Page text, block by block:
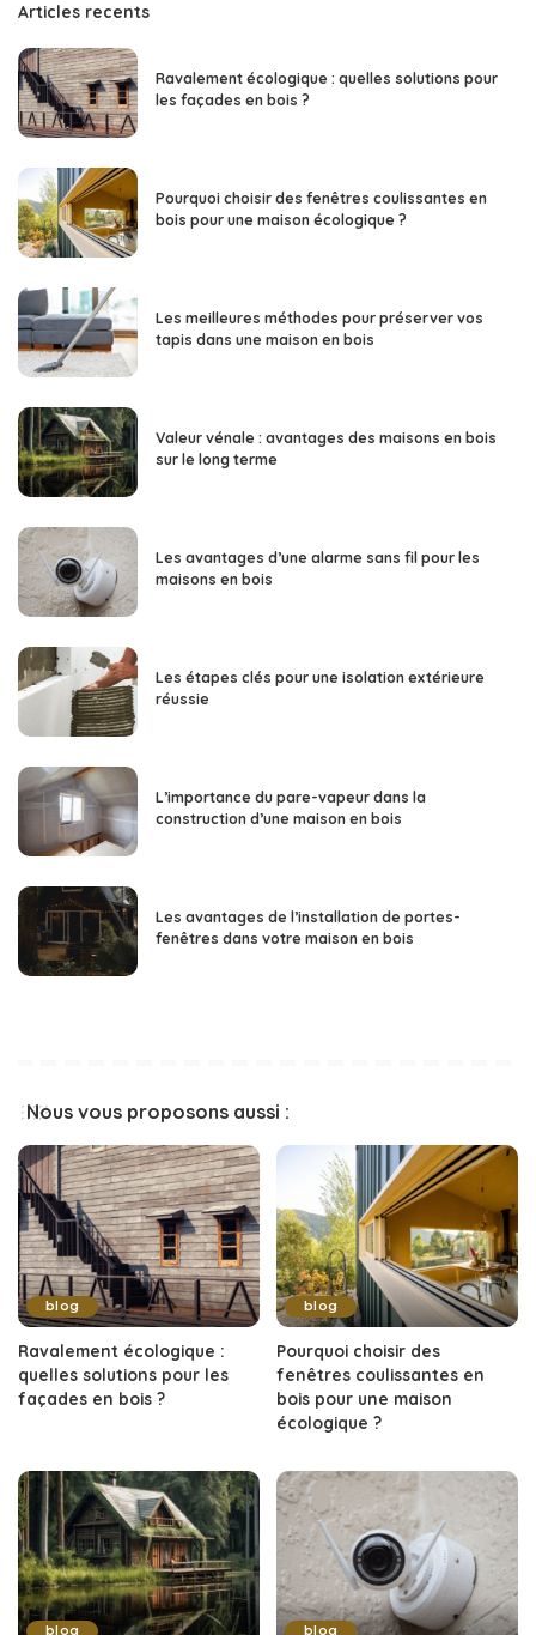
Articles recents
Ravalement écologique : quelles solutions pour
les façades en bois ?
Pourquoi choisir des fenêtres coulissantes en
bois pour une maison écologique ?
Les meilleures méthodes pour préserver vos
tapis dans une maison en bois
Valeur vénale : avantages des maisons en bois
sur le long terme
Les avantages d’une alarme sans fil pour les
maisons en bois
Les étapes clés pour une isolation extérieure
réussie
L’importance du pare-vapeur dans la
construction d’une maison en bois
Les avantages de l’installation de portes-
fenêtres dans votre maison en bois
Nous vous proposons aussi :
blog
Ravalement écologique :
quelles solutions pour les
façades en bois ?
blog
Pourquoi choisir des
fenêtres coulissantes en
bois pour une maison
écologique ?
blog blog